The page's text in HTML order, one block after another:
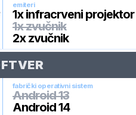
emiteri
1x infracrveni projektor
1x zvučnik
2x zvučnik
fabrički operativni sistem
Android 13
Android 14